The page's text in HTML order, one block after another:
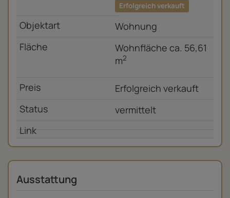
Erfolgreich verkauft
Wohnung
Wohnfläche ca. 56,61
m2
Erfolgreich verkauft
vermittelt
Ausstattung